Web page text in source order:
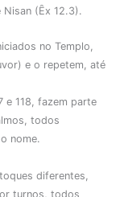
(Ȇx 12.3).
no Templo,
e o repetem, até
e 118, fazem parte
todos
nome.
diferentes,
turnos, todos